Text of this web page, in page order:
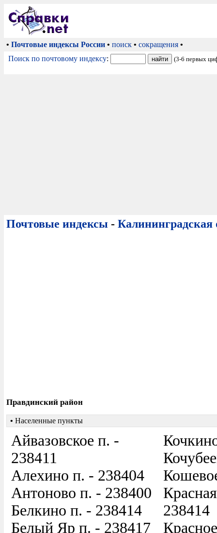
• Почтовые индексы России • поиск • сокращения •
Поиск по почтовому индексу: (3-6 первых
Почтовые индексы - Калининградская
Правдинский район
• Населенные пункты
Айвазовское п. -
238411
Алехино п. - 238404
Антоново п. - 238400
Белкино п. - 238414
Белый Яр п. - 238417
238414